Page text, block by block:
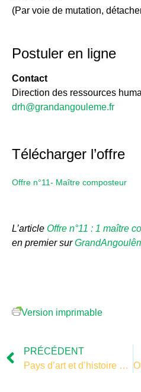
(Par voie de mutation,
Postuler en ligne
Contact
Direction des ressources
drh@grandangouleme.fr
Télécharger l’offre
Offre n°11- Maître composteur
L’article Offre n°11 : 1 maître
en premier sur
Version imprimable
PRÉCÉDENT
Pays d’art et d’histoire – programme trésor de la cathédrale